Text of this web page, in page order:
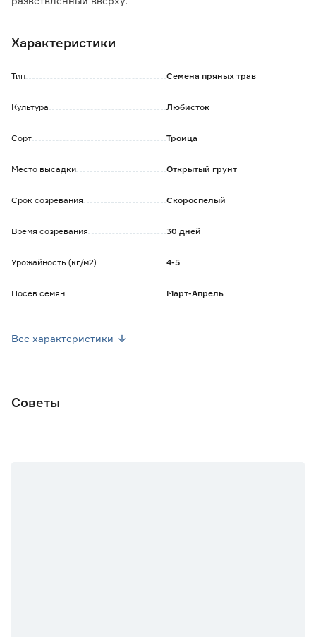
Мелкие желтоватые цветки на верхушках стеблей
Цветет в июне - июле, семена созревают в июле - августе.
Характеристики
Тип Семена пряных трав
Культура Любисток
Сорт Троица
Место высадки Открытый грунт
Срок созревания Скороспелый
Время созревания 30 дней
Урожайность (кг/м2) 4-5
Посев семян Март-Апрель
Все характеристики
Советы